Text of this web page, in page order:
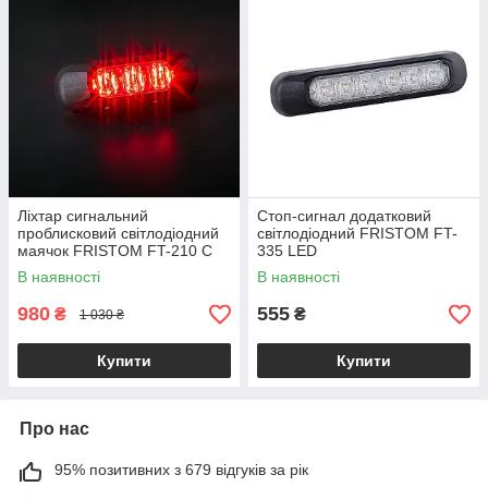
Ліхтар сигнальний
проблисковий світлодіодний
маячок FRISTOM FT-210 C
LED червоний
В наявності
980 ₴ 1 030 ₴
Купити
Стоп-сигнал додатковий
світлодіодний FRISTOM FT-
335 LED
В наявності
555 ₴
Купити
Про нас
95% позитивних з 679 відгуків за рік